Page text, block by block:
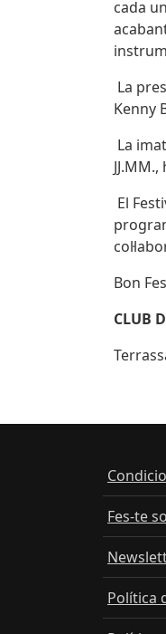
cada
La
Kenny
La
El
Bon
CLUB
Fes-te
Política